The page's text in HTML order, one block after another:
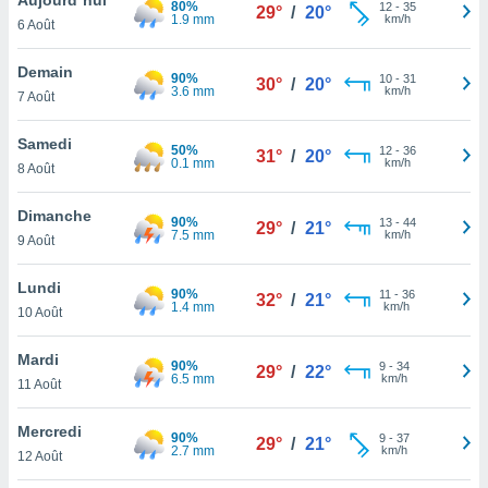
et
»,
au
vous
qu'ils
ou
le
ainsi
un
la
du
6 Août
80%
1.9 mm
29° / 20° 12- 35
km/h
Demain
7 Août
90%
3.6 mm
30° / 20° 10- 31
km/h
Samedi
8 Août
50%
0.1 mm
31° / 20° 12- 36
km/h
Dimanche
9 Août
90%
7.5 mm
29° / 21° 13- 44
km/h
Lundi
10 Août
90%
1.4 mm
32° / 21° 11 - 36
km/h
Mardi
11 Août
90%
6.5 mm
29° / 22° 9- 34
km/h
Mercredi
12 Août
90%
2.7 mm
29° / 21° 9- 37
km/h